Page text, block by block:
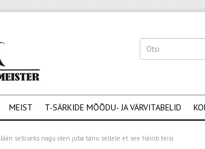
MEIST T-SÄRKIDE MÕÕDU- JA VÄRVITABELID
Jään selliseks nagu olen juba tänu sellele et see häirib teisi